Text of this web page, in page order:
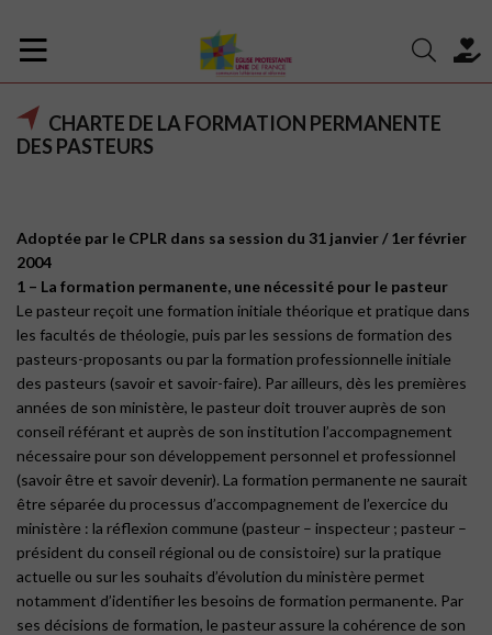
CHARTE DE LA FORMATION PERMANENTE
DES PASTEURS
Adoptée par le CPLR dans sa session du 31 janvier / 1er février
2004
1 – La formation permanente, une nécessité pour le pasteur
Le pasteur reçoit une formation initiale théorique et pratique dans
les facultés de théologie, puis par les sessions de formation des
pasteurs-proposants ou par la formation professionnelle initiale
des pasteurs (savoir et savoir-faire). Par ailleurs, dès les premières
années de son ministère, le pasteur doit trouver auprès de son
conseil référant et auprès de son institution l’accompagnement
nécessaire pour son développement personnel et professionnel
(savoir être et savoir devenir). La formation permanente ne saurait
être séparée du processus d’accompagnement de l’exercice du
ministère : la réflexion commune (pasteur – inspecteur ; pasteur –
président du conseil régional ou de consistoire) sur la pratique
actuelle ou sur les souhaits d’évolution du ministère permet
notamment d’identifier les besoins de formation permanente. Par
ses décisions de formation, le pasteur assure la cohérence de son